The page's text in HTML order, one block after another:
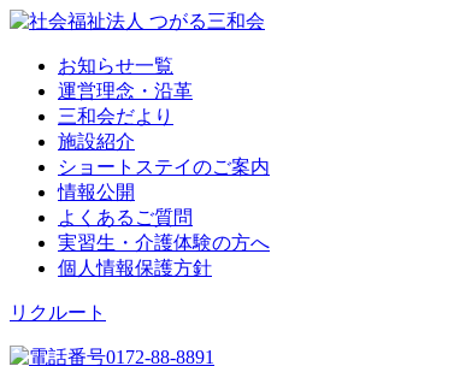
お知らせ一覧
運営理念・沿革
三和会だより
施設紹介
ショートステイのご案内
情報公開
よくあるご質問
実習生・介護体験の方へ
個人情報保護方針
リクルート